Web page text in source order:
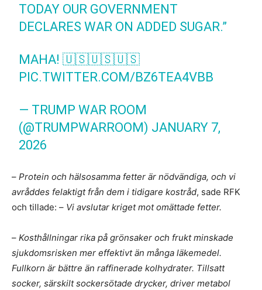
TODAY OUR GOVERNMENT
DECLARES WAR ON ADDED SUGAR.”
MAHA! 🇺🇸🇺🇸🇺🇸
PIC.TWITTER.COM/BZ6TEA4VBB
— TRUMP WAR ROOM
(@TRUMPWARROOM) JANUARY 7,
2026
– Protein och hälsosamma fetter är nödvändiga, och vi
avråddes felaktigt från dem i tidigare kostråd, sade RFK
och tillade: – Vi avslutar kriget mot omättade fetter.
– Kosthållningar rika på grönsaker och frukt minskade
sjukdomsrisken mer effektivt än många läkemedel.
Fullkorn är bättre än raffinerade kolhydrater. Tillsatt
socker, särskilt sockersötade drycker, driver metabol